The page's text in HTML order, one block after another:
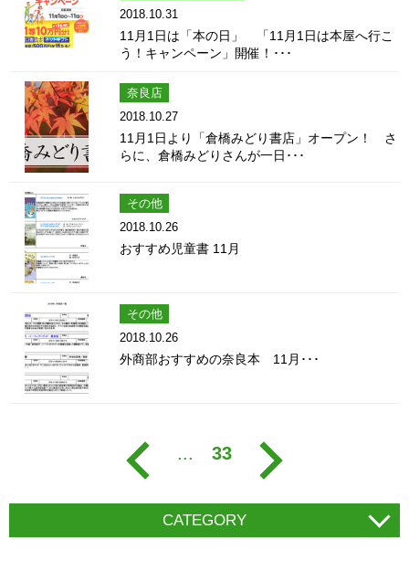
2018.10.31
11月1日は「本の日」 「11月1日は本屋へ行こ
う！キャンペーン」開催！･･･
奈良店
2018.10.27
11月1日より「倉橋みどり書店」オープン！ さ
らに、倉橋みどりさんが一日･･･
その他
2018.10.26
おすすめ児童書 11月
その他
2018.10.26
外商部おすすめの奈良本 11月･･･
... 33
CATEGORY